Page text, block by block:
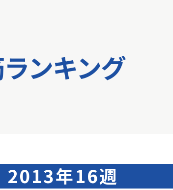
ンキング
2013年16週